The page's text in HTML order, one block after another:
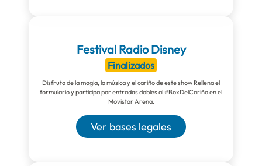
Festival Radio Disney
Finalizados
Disfruta de la magia, la música y el cariño de este show Rellena el
formulario y participa por entradas dobles al #BoxDelCariño en el
Movistar Arena.
Ver bases legales